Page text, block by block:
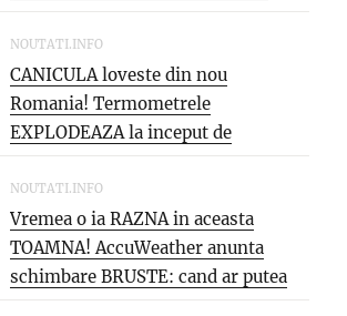
cariera...
NOUTATI.INFO
CANICULA loveste din nou
Romania! Termometrele
EXPLODEAZA la inceput de
saptamana: aproape 40°C si
PARJOL...
NOUTATI.INFO
Vremea o ia RAZNA in aceasta
TOAMNA! AccuWeather anunta
schimbare BRUSTE: cand ar putea
veni...